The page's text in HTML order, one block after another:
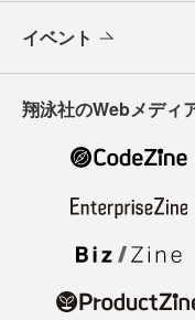
イベント
翔泳社のWebメディ